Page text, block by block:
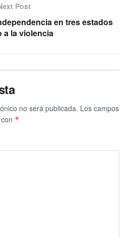
Post
en tres estados
a la violencia
no será publicada. Los campos
*